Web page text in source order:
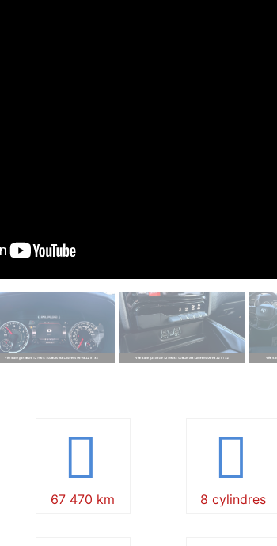
67 470 km 8 cylindres